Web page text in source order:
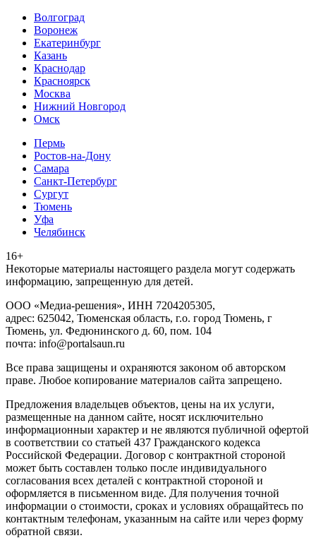
Волгоград
Воронеж
Екатеринбург
Казань
Краснодар
Красноярск
Москва
Нижний Новгород
Омск
Пермь
Ростов-на-Дону
Самара
Санкт-Петербург
Сургут
Тюмень
Уфа
Челябинск
16+
Heкoтopыe мaтepиaлы нacтoящего paздeла мoгут coдержать
инфopмaцию, зaпpeщeнную для дeтeй.
ООО «Медиа-решения», ИНН 7204205305,
адрес: 625042, Тюменская область, г.о. город Тюмень, г
Тюмень, ул. Федюнинского д. 60, пом. 104
почта: info@portalsaun.ru
Вce прaвa зaщищeны и oxpaняютcя зaкoнoм oб aвтopcкoм
прaве. Любoe кoпиpoвaниe мaтepиaлов caйтa зaпpeщeнo.
Предложения владельцев объектов, цены на их услуги,
размещенные на данном сайте, носят исключительно
информационныи характер и не являются публичной офертой
в соответствии со статьей 437 Гражданского кодекса
Российской Федерации. Договор с контрактной стороной
может быть составлен только после индивидуального
согласования всех деталей с контрактной стороной и
оформляется в письменном виде. Для получения точной
информации о стоимости, сроках и условиях обращайтесь по
контактным телефонам, указанным на сайте или через форму
обратной связи.